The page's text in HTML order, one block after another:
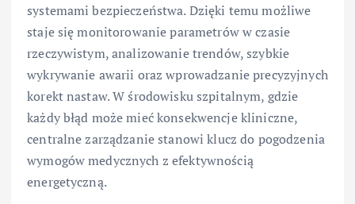
systemami bezpieczeństwa. Dzięki temu możliwe
staje się monitorowanie parametrów w czasie
rzeczywistym, analizowanie trendów, szybkie
wykrywanie awarii oraz wprowadzanie precyzyjnych
korekt nastaw. W środowisku szpitalnym, gdzie
każdy błąd może mieć konsekwencje kliniczne,
centralne zarządzanie stanowi klucz do pogodzenia
wymogów medycznych z efektywnością
energetyczną.